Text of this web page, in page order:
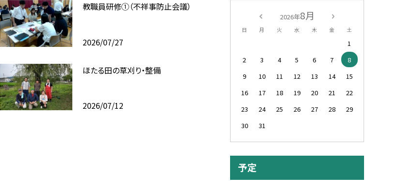
教職員研修①（不祥事防止会議）
2026/07/27
ほたる田の草刈り・整備
2026/07/12
2026年8月
日 月 火 水 木 金 土
1
2
3 4 5 6 7
8
9
10 11 12 13 14
15
16
17 18 19 20 21
22
23
24 25 26 27 28
29
30
31
予定